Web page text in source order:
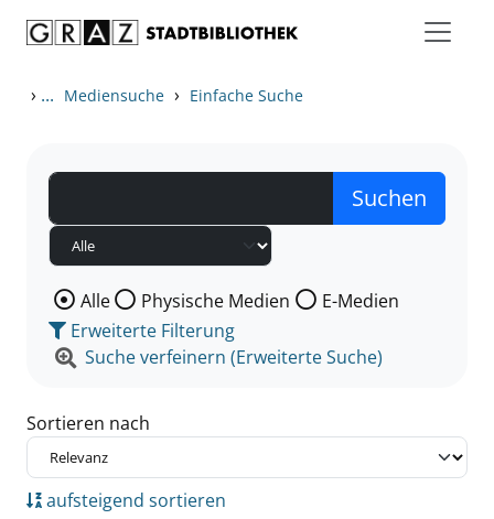
› ... Mediensuche › Einfache Suche
Wählen Sie die Medienart nach der Sie suchen wollen.
Alle Physische Medien
E-Medien
Erweiterte Filterung
Suche verfeinern (Erweiterte Suche)
Sortieren nach
aufsteigend sortieren